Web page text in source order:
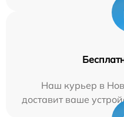
Наш курьер в
доставит ваше